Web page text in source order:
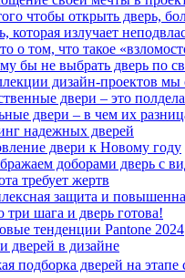
чтобы открыть дверь,
которая излучает
о том, что такое
бы не выбрать дверь по
дизайн-проектов
двери – это полдела
двери – в чем их
надежных дверей
двери к Новому году
доборами дверь с
требует жертв
защита и
три шага и дверь готова!
тенденции Pantone 2024
дверей в дизайне
подборка дверей на